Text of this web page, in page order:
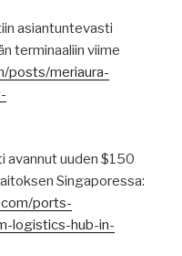
asiantuntevasti
terminaaliin viime
posts/meriaura-
avannut uuden $150
Singaporessa:
ports-
logistics-hub-in-